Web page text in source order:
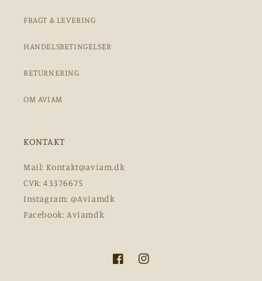
FRAGT & LEVERING
HANDELSBETINGELSER
RETURNERING
OM AVIAM
KONTAKT
Mail: Kontakt@aviam.dk
CVR: 43376675
Instagram: @Aviamdk
Facebook: Aviamdk
FacebookInstagram